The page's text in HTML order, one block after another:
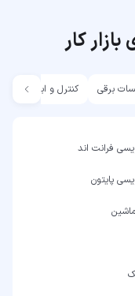
کار
برقی کنترل و ابزار دقیق
فرانت اند
پایتون